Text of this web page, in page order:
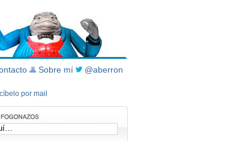
Sobre mí @aberron
por mail